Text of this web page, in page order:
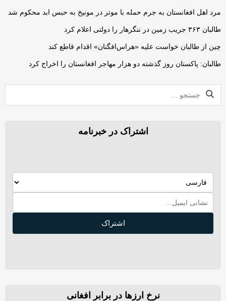
مرد اهل افغانستان به جرم حمله‌ با موتر در مونیخ به حبس ابد محکوم شد
طالبان ۳۶۳ جریب زمین در ننگرهار را دولتی اعلام کرد
چین از طالبان خواست علیه «هراس‌افگنان» اقدام قاطع کند
طالبان: پاکستان روز گذشته دو هزار مهاجر افغانستان را اخراج کرد
اشتراک در خبرنامه
اشتراک
نرخ ارزها در برابر افغانی